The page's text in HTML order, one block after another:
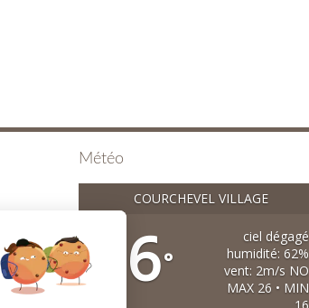
Météo
COURCHEVEL VILLAGE
16°
ciel dégagé
humidité: 62%
vent: 2m/s NO
MAX 26 • MIN